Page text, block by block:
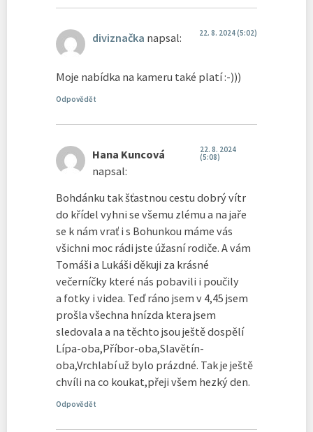
diviznačka napsal: 22. 8. 2024 (5:02)
Moje nabídka na kameru také platí :-)))
Odpovědět
Hana Kuncová
napsal:
22. 8. 2024
(5:08)
Bohdánku tak šťastnou cestu dobrý vítr
do křídel vyhni se všemu zlému a na jaře
se k nám vrať i s Bohunkou máme vás
všichni moc rádi jste úžasní rodiče. A vám
Tomáši a Lukáši děkuji za krásné
večerníčky které nás pobavili i poučily
a fotky i videa. Teď ráno jsem v 4,45 jsem
prošla všechna hnízda ktera jsem
sledovala a na těchto jsou ještě dospělí
Lípa-oba,Příbor-oba,Slavětín-
oba,Vrchlabí už bylo prázdné. Tak je ještě
chvíli na co koukat,přeji všem hezký den.
Odpovědět